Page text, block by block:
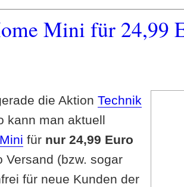
Mini für 24,99
die Aktion Technik
kann man aktuell
für nur 24,99 Euro
Versand (bzw. sogar
für neue Kunden der